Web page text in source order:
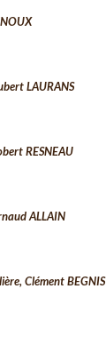
LAURANS
RESNEAU
ALLAIN
Clément BEGNIS